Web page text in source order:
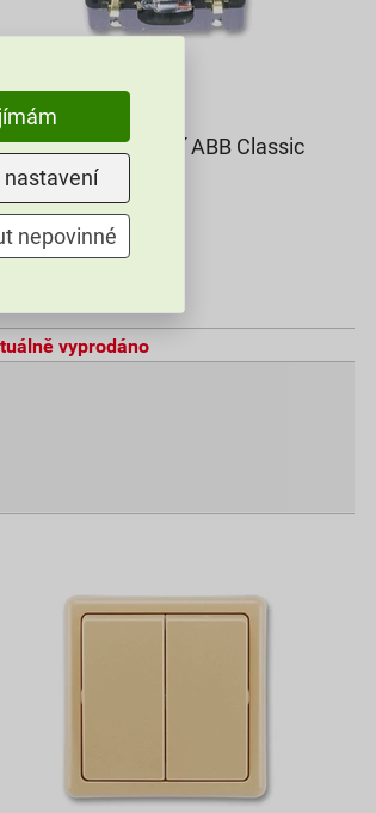
univerzální ABB Classic
Kč
vyprodáno
nastavení
nepovinné